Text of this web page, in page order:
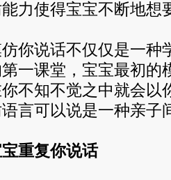
力使得宝宝不断地想
说话不仅仅是一种
一课堂，宝宝最初的
不知不觉之中就会以
言可以说是一种亲子
重复你说话